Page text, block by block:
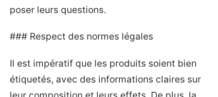
poser leurs questions.
### Respect des normes légales
Il est impératif que les produits soient bien
étiquetés, avec des informations claires sur